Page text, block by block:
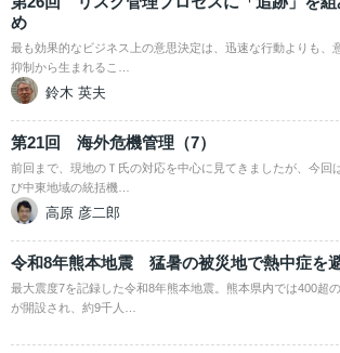
め
最も効果的なビジネス上の意思決定は、迅速な行動よりも、
抑制から生まれるこ…
鈴木 英夫
第21回 海外危機管理（7）
前回まで、現地のＴ氏の対応を中心に見てきましたが、今回
び中東地域の統括機…
高原 彦二郎
令和8年熊本地震 猛暑の被災地で熱中症を
最大震度7を記録した令和8年熊本地震。熊本県内では400超
が開設され、約9千人…